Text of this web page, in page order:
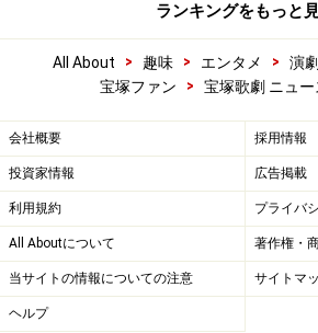
ランキングをもっと
All About > 趣味 > エンタメ > 演
宝塚ファン
> 宝塚歌劇 ニュ
会社概要 採用情報
投資家情報 広告掲載
利用規約 プライバ
All Aboutについて 著作権・
当サイトの情報についての注意 サイトマ
ヘルプ